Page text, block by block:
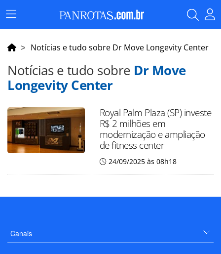
Menu
Principal
Notícias e tudo sobre Dr Move Longevity Center
Notícias e tudo sobre Dr Move
Longevity Center
Royal Palm Plaza (SP) investe
R$ 2 milhões em
modernização e ampliação
de fitness center
24/09/2025 às 08h18
Canais